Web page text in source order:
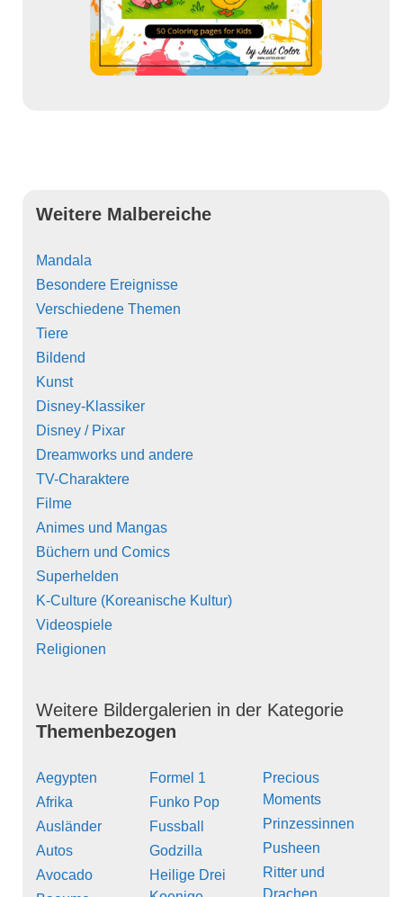
Weitere Malbereiche
Mandala
Besondere Ereignisse
Verschiedene Themen
Tiere
Bildend
Kunst
Disney-Klassiker
Disney / Pixar
Dreamworks und andere
TV-Charaktere
Filme
Animes und Mangas
Büchern und Comics
Superhelden
K-Culture (Koreanische Kultur)
Videospiele
Religionen
Weitere Bildergalerien in der Kategorie
Themenbezogen
Aegypten
Afrika
Ausländer
Autos
Avocado
Formel 1
Funko Pop
Fussball
Godzilla
Heilige Drei
Precious
Moments
Prinzessinnen
Pusheen
Ritter und
Drachen